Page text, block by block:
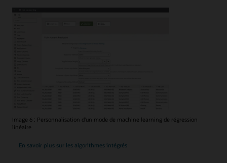
Image 6 : Personnalisation d'un mode de machine learning de régression
linéaire
En savoir plus sur les algorithmes intégrés